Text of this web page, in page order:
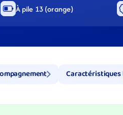
À pile 13 (orange)